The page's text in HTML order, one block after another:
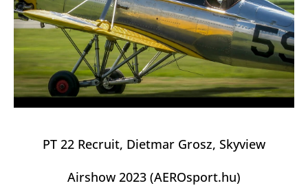
PT 22 Recruit, Dietmar Grosz, Skyview
Airshow 2023 (AEROsport.hu)